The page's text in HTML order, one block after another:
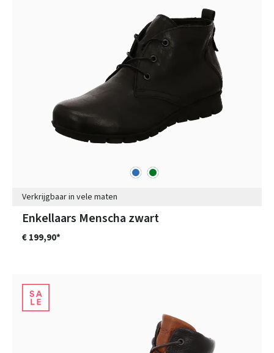
blauwgroen
Verkrijgbaar in vele maten
Enkellaars Menscha zwart
€ 199,90*